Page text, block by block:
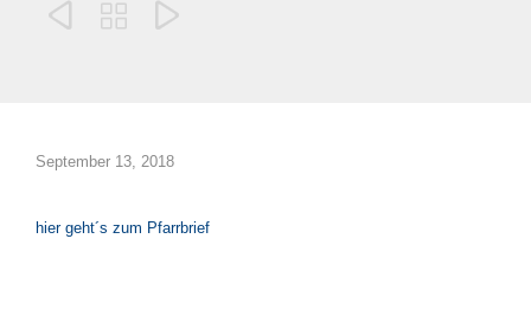
  
September 13, 2018
hier geht´s zum Pfarrbrief